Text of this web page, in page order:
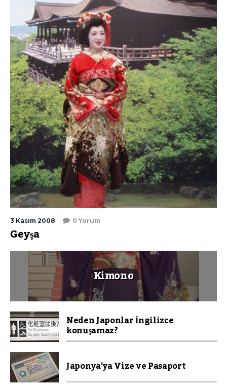
3 Kasım 2008 0 Yorum
Geyşa
Kimono
Neden Japonlar İngilizce
konuşamaz?
Japonya’ya Vize ve Pasaport